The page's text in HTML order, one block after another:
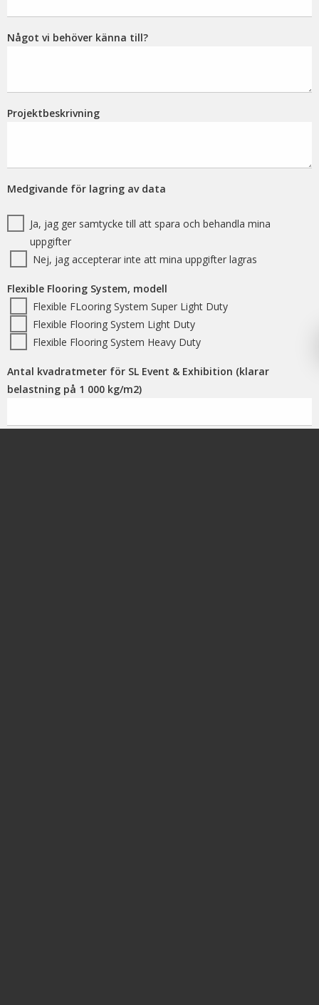
Något vi behöver känna till?
Projektbeskrivning
Medgivande för lagring av data
Ja, jag ger samtycke till att spara och behandla mina
uppgifter
Nej, jag accepterar inte att mina uppgifter lagras
Flexible Flooring System, modell
Flexible FLooring System Super Light Duty
Flexible Flooring System Light Duty
Flexible Flooring System Heavy Duty
Antal kvadratmeter för SL Event & Exhibition (klarar
belastning på 1 000 kg/m2)